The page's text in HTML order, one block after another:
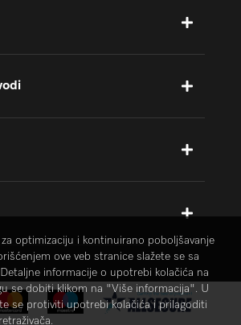
optimizaciju i kontinuirano poboljšavanje
ove veb stranice slažete se sa
informacije o upotrebi kolačića na
se dobiti klikom na "Više informacija". U
se protiviti upotrebi kolačića i prilagoditi